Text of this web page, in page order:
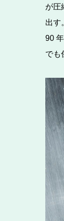
が圧
出す
90
でも